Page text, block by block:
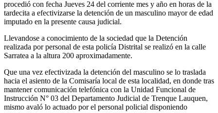
procedió con fecha Jueves 24 del corriente mes y año en horas de la
tardecita a efectivizarse la detención de un masculino mayor de edad
imputado en la presente causa judicial.
Llevandose a conocimiento de la sociedad que la Detención
realizada por personal de esta policía Distrital se realizó en la calle
Sarratea a la altura 200 aproximadamente.
Que una vez efectivizada la detención del masculino se lo traslada
hacia el asiento de la Comisaría local de esta localidad, en donde tras
mantener comunicación telefónica con la Unidad Funcional de
Instrucción N° 03 del Departamento Judicial de Trenque Lauquen,
mismo avaló lo actuado por el personal policial disponiendo